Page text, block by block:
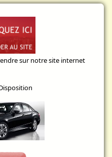
sur notre site internet